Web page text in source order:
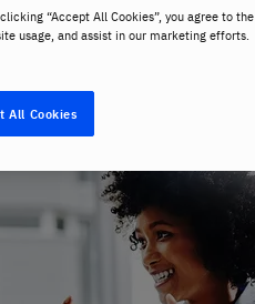
“Accept All Cookies”, you agree to the
usage, and assist in our marketing efforts.
All Cookies